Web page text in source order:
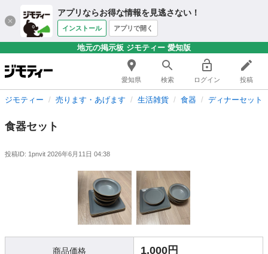
アプリならお得な情報を見逃さない！
インストール アプリで開く
地元の掲示板 ジモティー 愛知版
愛知県 検索 ログイン 投稿
ジモティー 売ります・あげます 生活雑貨 食器 ディナーセット
食器セット
投稿ID: 1pnvit 2026年6月11日 04:38
商品価格 1,000円